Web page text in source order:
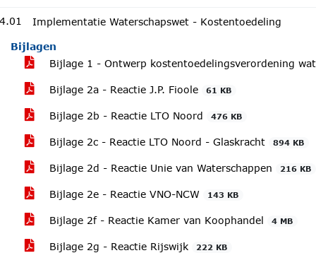
Implementatie Waterschapswet - Kostentoedeling
Bijlagen
Bijlage 1 - Ontwerp kostentoedelingsverordening
Bijlage 2a - Reactie J.P. Fioole 61 KB
Bijlage 2b - Reactie LTO Noord 476 KB
Bijlage 2c - Reactie LTO Noord - Glaskracht 894 KB
Bijlage 2d - Reactie Unie van Waterschappen 216 KB
Bijlage 2e - Reactie VNO-NCW 143 KB
Bijlage 2f - Reactie Kamer van Koophandel 4 MB
Bijlage 2g - Reactie Rijswijk 222 KB